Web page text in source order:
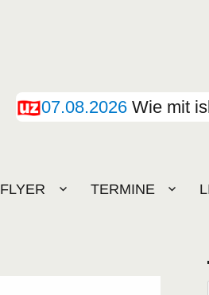
07.08.2026Wie mit
FLYER TERMINE